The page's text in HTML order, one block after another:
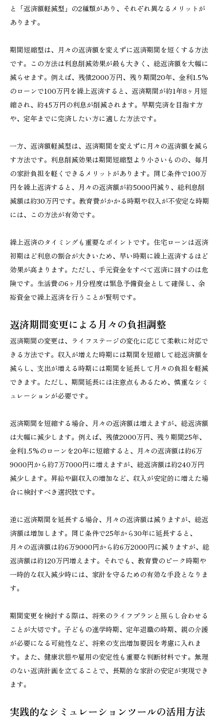
と「返済額軽減型」の2種類があり、それぞれ異なるメリットが
あります。
期間短縮型は、月々の返済額を変えずに返済期間を短くする方法
です。この方法は利息削減効果が最も大きく、総返済額を大幅に
減らせます。例えば、残債2000万円、残り期間20年、金利1.5%
のローンで100万円を繰上返済すると、返済期間が約1年8ヶ月短
縮され、約45万円の利息が削減されます。早期完済を目指す方
や、定年までに完済したい方に適した方法です。
一方、返済額軽減型は、返済期間を変えずに月々の返済額を減ら
す方法です。利息削減効果は期間短縮型より小さいものの、毎月
の家計負担を軽くできるメリットがあります。同じ条件で100万
円を繰上返済すると、月々の返済額が約5000円減り、総利息削
減額は約30万円です。教育費がかかる時期や収入が不安定な時期
には、この方法が有効です。
繰上返済のタイミングも重要なポイントです。住宅ローンは返済
初期ほど利息の割合が大きいため、早い時期に繰上返済するほど
効果が高まります。ただし、手元資金をすべて返済に回すのは危
険です。生活費の6ヶ月分程度は緊急予備資金として確保し、余
裕資金で繰上返済を行うことが賢明です。
返済期間変更による月々の負担調整
返済期間の変更は、ライフステージの変化に応じて柔軟に対応で
きる方法です。収入が増えた時期には期間を短縮して総返済額を
減らし、支出が増える時期には期間を延長して月々の負担を軽減
できます。ただし、期間延長には注意点もあるため、慎重なシミ
ュレーションが必要です。
返済期間を短縮する場合、月々の返済額は増えますが、総返済額
は大幅に減少します。例えば、残債2000万円、残り期間25年、
金利1.5%のローンを20年に短縮すると、月々の返済額は約6万
9000円から約7万7000円に増えますが、総返済額は約240万円
減少します。昇給や副収入の増加など、収入が安定的に増えた場
合に検討すべき選択肢です。
逆に返済期間を延長する場合、月々の返済額は減りますが、総返
済額は増加します。同じ条件で25年から30年に延長すると、
月々の返済額は約6万9000円から約6万2000円に減りますが、総
返済額は約120万円増えます。それでも、教育費のピーク時期や
一時的な収入減少時には、家計を守るための有効な手段となりま
す。
期間変更を検討する際は、将来のライフプランと照らし合わせる
ことが大切です。子どもの進学時期、定年退職の時期、親の介護
が必要になる可能性など、将来の支出増加要因を考慮に入れま
す。また、健康状態や雇用の安定性も重要な判断材料です。無理
のない返済計画を立てることで、長期的な家計の安定が実現でき
ます。
実践的なシミュレーションツールの活用方法